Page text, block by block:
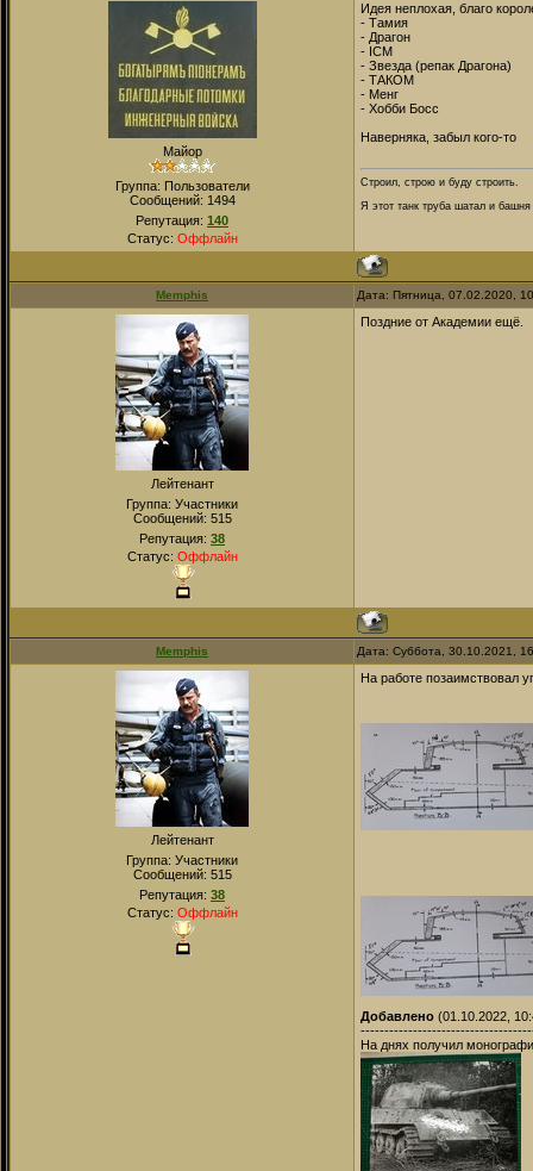
Майор
Группа: Пользователи
Сообщений: 1494
Репутация: 140
Статус: Оффлайн
Идея неплохая, благо
- Тамия
- Драгон
- ICM
- Звезда (репак Драгона)
- ТАКОМ
- Менг
- Хобби Босс
Наверняка, забыл кого-то
Строил, строю и буду строить.
Я этот танк труба шатал и башня
Memphis Дата: Пятница, 07.02.2020,
Лейтенант
Группа: Участники
Сообщений: 515
Репутация: 38
Статус: Оффлайн
Поздние от Академии ещё.
Memphis Дата: Суббота, 30.10.2021,
Лейтенант
Группа: Участники
Сообщений: 515
Репутация: 38
Статус: Оффлайн
На работе позаимствовал
Добавлено (01.10.2022,
На днях получил